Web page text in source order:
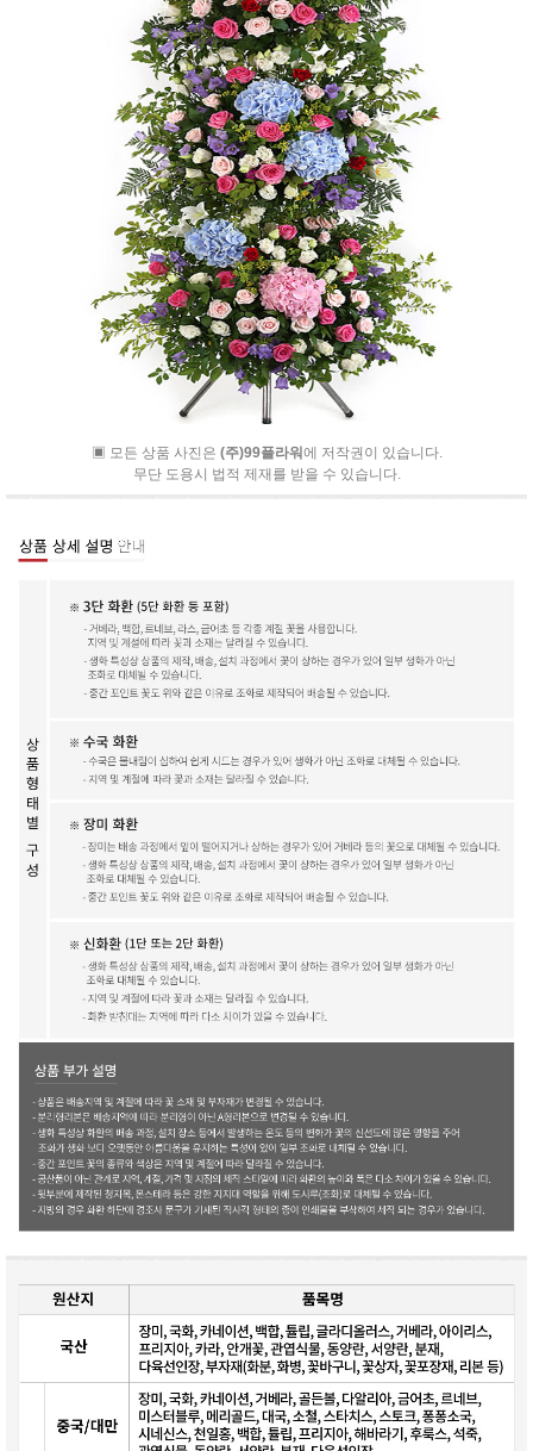
▣ 모든 상품 사진은 (주)99플라워에 저작권이 있습니다.
무단 도용시 법적 제재를 받을 수 있습니다.